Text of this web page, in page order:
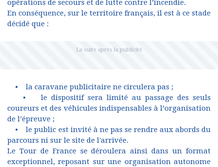
opérations de secours et de lutte contre l’incendie.
En conséquence, sur le territoire français, il est à ce stade
décidé que :
• la caravane publicitaire ne circulera pas ;
• le dispositif sera limité au passage des seuls
coureurs et des véhicules indispensables à l’organisation
de l’épreuve ;
• le public est invité à ne pas se rendre aux abords du
parcours ni sur le site de l'arrivée.
Le Tour de France se déroulera ainsi dans un format
exceptionnel, reposant sur une organisation autonome